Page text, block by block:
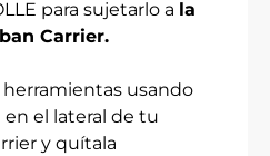
para sujetarlo a la
Carrier.
herramientas usando
en el lateral de tu
y quítala